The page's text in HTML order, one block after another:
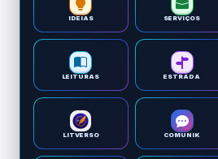
IDEIAS SERVIÇOS
LEITURAS ESTRADA
LITVERSO COMUNIK